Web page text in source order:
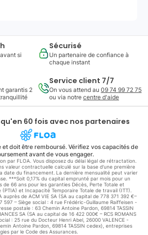
si
Sécurisé
Un partenaire de confiance à
chaque instant
garantis 2
Service client 7/7
On vous attend au 09 74 99 72 75
ou via notre centre d'aide
60 fois avec nos partenaires
et doit être remboursé. Vérifiez vos capacités de
avant de vous engager.
par FLOA. Vous disposez du délai légal de rétractation.
valeur contractuelle calculé sur la base d'une première
date du financement. La dernière mensualité peut varier
***Soit 0,17% du capital emprunté par mois pour un
de 66 ans pour les garanties Décès, Perte Totale et
(PTIA) et Incapacité Temporaire Totale de travail (ITT).
de ACM VIE SA (SA au capital de 778 371 392 €–
597 – Siège social : 4 rue Frédéric-Guillaume Raiffeisen -
postale : 63 Chemin Antoine Pardon, 69814 TASSIN
SA (SA au capital de 16 422 000€ – RCS ROMANS
: 25 rue du Docteur Henri Abel, 26000 VALENCE -
Antoine Pardon, 69814 TASSIN cedex), entreprises
par le Code des Assurances.